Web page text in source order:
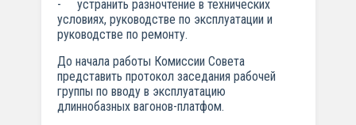
- устранить разночтение в технических
условиях, руководстве по эксплуатации и
руководстве по ремонту.
До начала работы Комиссии Совета
представить протокол заседания рабочей
группы по вводу в эксплуатацию
длиннобазных вагонов-платфом.